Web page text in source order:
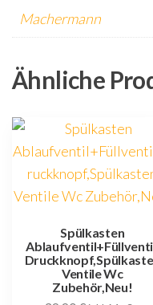
Machermann
Ähnliche
Spülkasten
Ventile Wc
Zubehör,Neu!